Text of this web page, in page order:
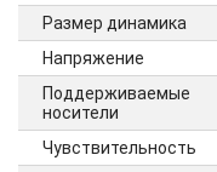
Размер динамика
Напряжение
Поддерживаемые
носители
Чувствительность